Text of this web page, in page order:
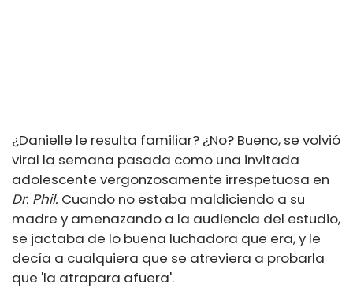
¿Danielle le resulta familiar? ¿No? Bueno, se volvió
viral la semana pasada como una invitada
adolescente vergonzosamente irrespetuosa en
Dr. Phil. Cuando no estaba maldiciendo a su
madre y amenazando a la audiencia del estudio,
se jactaba de lo buena luchadora que era, y le
decía a cualquiera que se atreviera a probarla
que 'la atrapara afuera'.